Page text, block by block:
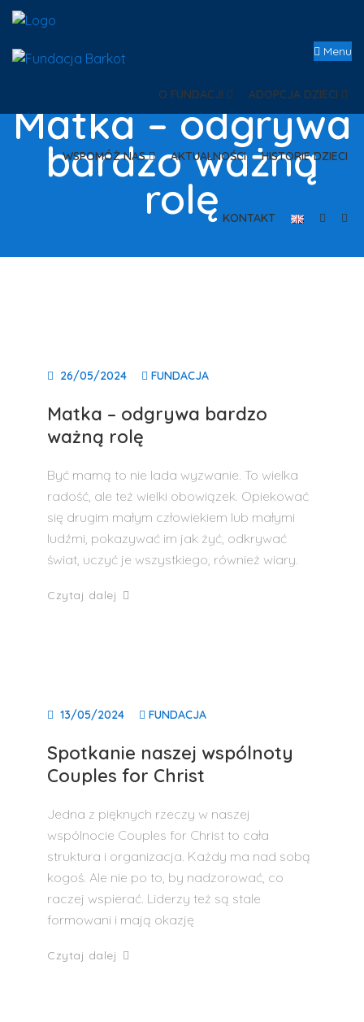
Menu
O FUNDACJI ADOPCJA DZIECI
WSPOMÓŻ NAS AKTUALNOŚCI HISTORIE DZIECI
KONTAKT
Matka – odgrywa
bardzo ważną
rolę
26/05/2024 FUNDACJA
Matka – odgrywa bardzo
ważną rolę
Być mamą to nie lada wyzwanie. To wielka
radość, ale też wielki obowiązek. Opiekować
się drugim małym człowiekiem lub małymi
ludźmi, pokazywać im jak żyć, odkrywać
świat, uczyć je wszystkiego, również wiary.
Czytaj dalej
13/05/2024 FUNDACJA
Spotkanie naszej wspólnoty
Couples for Christ
Jedna z pięknych rzeczy w naszej
wspólnocie Couples for Christ to cała
struktura i organizacja. Każdy ma nad sobą
kogoś. Ale nie po to, by nadzorować, co
raczej wspierać. Liderzy też są stale
formowani i mają okazję
Czytaj dalej